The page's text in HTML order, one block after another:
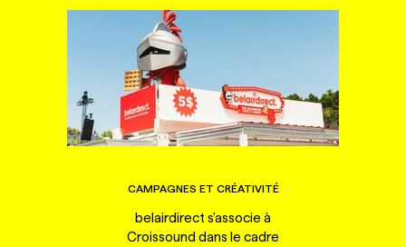
CAMPAGNES ET CRÉATIVITÉ
belairdirect s'associe à
Croissound dans le cadre